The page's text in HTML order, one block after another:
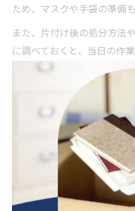
ため、マスクや手袋の準備
また、片付け後の処分方法
に調べておくと、当日の作
場の状況に応じて必要な道
と、忘れ物や作業の遅延を防
ごみ屋敷問題解決のため
ごみ屋敷の問題を根本から
アプローチが重要です。作
る順序を明確にし、無理
とが成功のポイントとなり